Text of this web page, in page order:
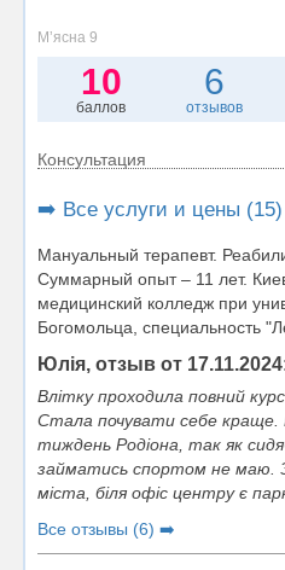
Мʼясна 9
10
баллов
6
отзывов
Консультация
➡️ Все услуги и цены (15)
Мануальный терапевт.
Суммарный опыт – 11 лет.
медицинский колледж при
Богомольца, специальность
Юлія, отзыв от
Влітку проходила повний курс
Стала почувати себе краще.
тиждень Родіона, так як
займатись спортом не маю.
міста, біля офіс центру є
Все отзывы (6) ➡️